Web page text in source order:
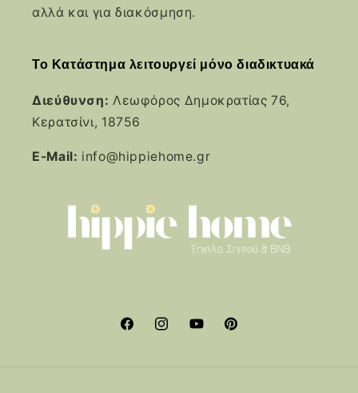
αλλά και για διακόσμηση.
Το Κατάστημα λειτουργεί μόνο διαδικτυακά
Διεύθυνση: Λεωφόρος Δημοκρατίας 76,
Κερατσίνι, 18756
E-Mail: info@hippiehome.gr
FacebookInstagramYouTubePinterest